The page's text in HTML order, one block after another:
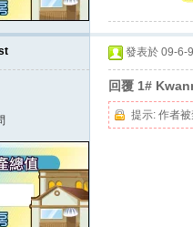
發表於 09-6-
回覆 1#
提示: 作者